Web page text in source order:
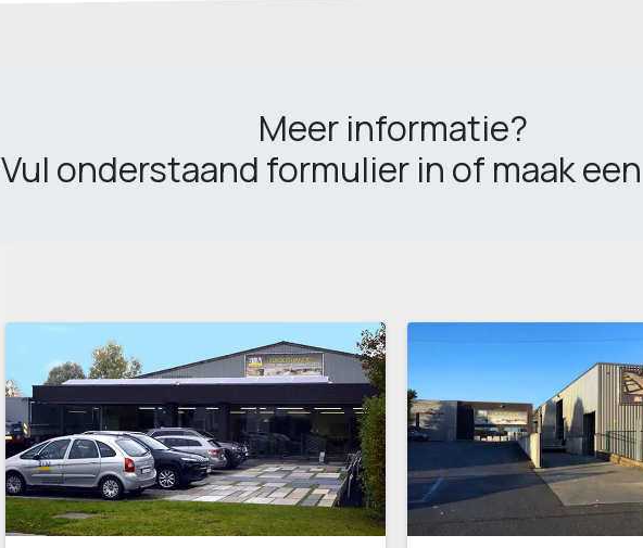
Meer informatie?
Vul onderstaand formulier in of maak